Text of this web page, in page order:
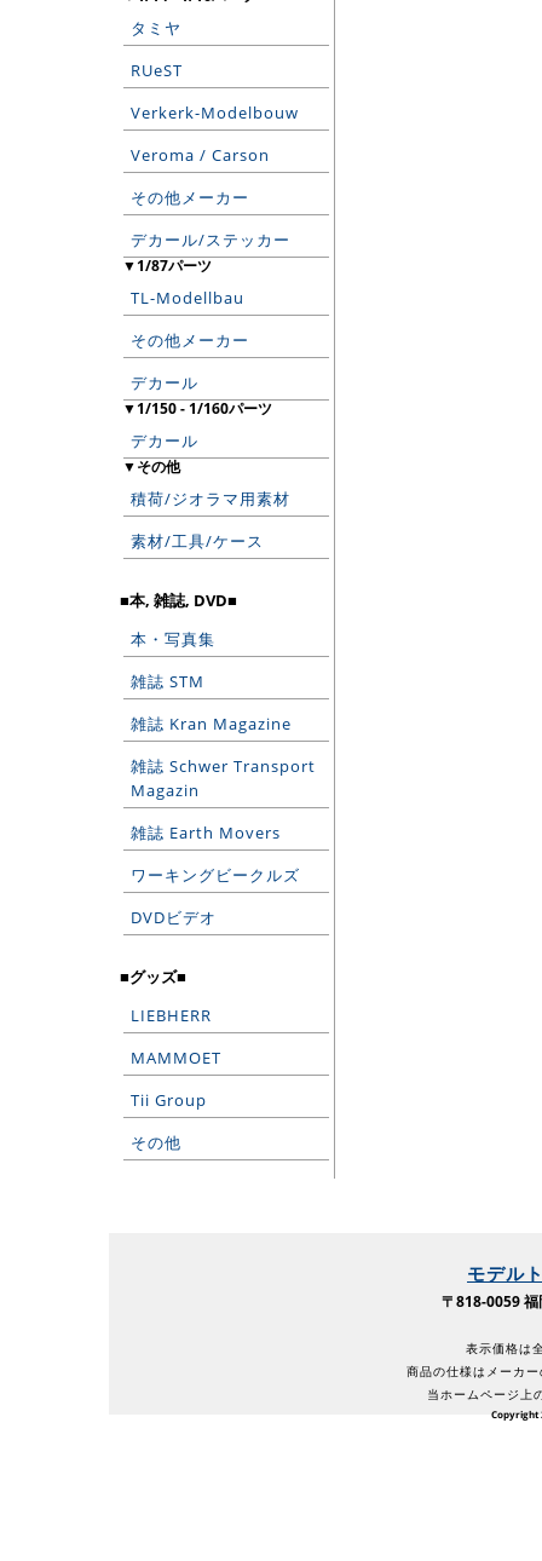
タミヤ
RUeST
Verkerk-Modelbouw
Veroma / Carson
その他メーカー
デカール/ステッカー
▼1/87パーツ
TL-Modellbau
その他メーカー
デカール
▼1/150 - 1/160パーツ
デカール
▼その他
積荷/ジオラマ用素材
素材/工具/ケース
■本, 雑誌, DVD■
本・写真集
雑誌 STM
雑誌 Kran Magazine
雑誌 Schwer Transport
Magazin
雑誌 Earth Movers
ワーキングビークルズ
DVDビデオ
■グッズ■
LIEBHERR
MAMMOET
Tii Group
その他
モデル
〒818-0059
表示価格は
商品の仕様はメーカ
当ホームページ上
Copyright